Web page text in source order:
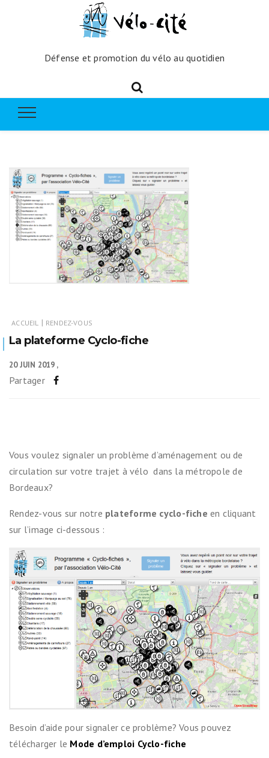
Défense et promotion du vélo au quotidien
ACCUEIL | RENDEZ-VOUS
La plateforme Cyclo-fiche
20 JUIN 2019
Partager
Vous voulez signaler un problème d’aménagement ou de
circulation sur votre trajet à vélo dans la métropole de
Bordeaux?
Rendez-vous sur notre plateforme cyclo-fiche en cliquant
sur l’image ci-dessous :
Besoin d’aide pour signaler ce problème? Vous pouvez
télécharger le Mode d’emploi Cyclo-fiche